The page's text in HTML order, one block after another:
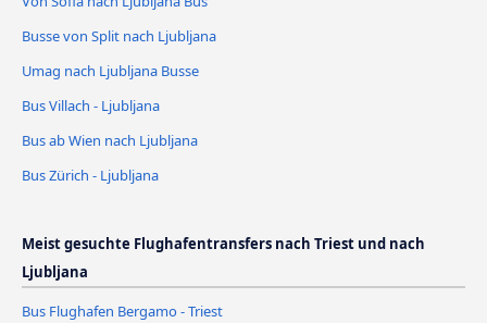
Busse von Split nach Ljubljana
Umag nach Ljubljana Busse
Bus Villach - Ljubljana
Bus ab Wien nach Ljubljana
Bus Zürich - Ljubljana
Meist gesuchte Flughafentransfers nach Triest und nach
Ljubljana
Bus Flughafen Bergamo - Triest